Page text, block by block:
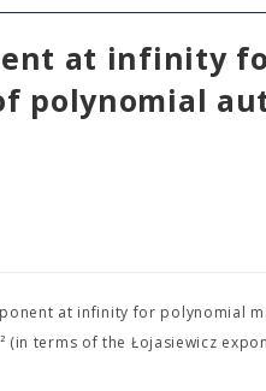
at infinity
polynomial
at infinity for polynomial
terms of the Łojasiewicz